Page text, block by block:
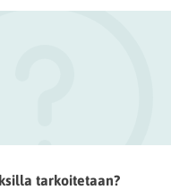
tarkoitetaan?